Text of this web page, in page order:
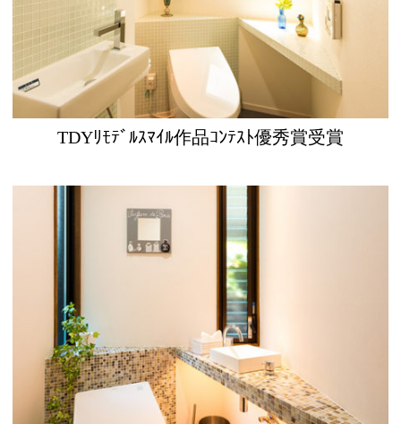
TDYﾘﾓﾃﾞﾙｽﾏｲﾙ作品ｺﾝﾃｽﾄ優秀賞受賞